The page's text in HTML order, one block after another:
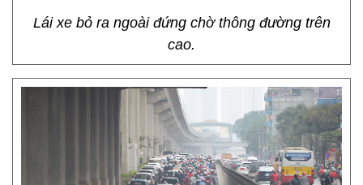
Lái xe bỏ ra ngoài đứng chờ thông đường trên
cao.